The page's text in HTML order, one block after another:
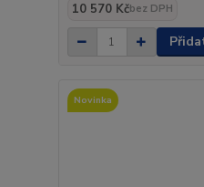
10 570 Kčbez DPH
Novinka